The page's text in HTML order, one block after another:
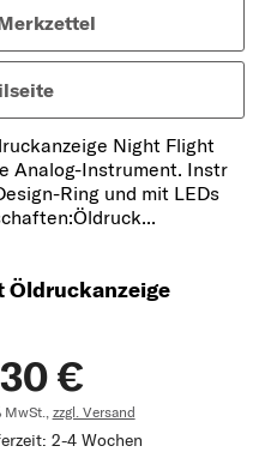
Night Flight
Analog-Instrument. Instr
Ring und mit LEDs
Öldruckanzeige
€
zzgl. Versand
2-4 Wochen